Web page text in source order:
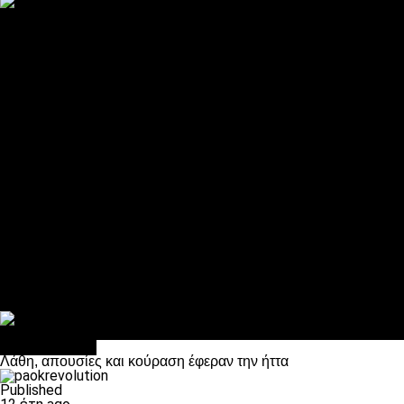
Λάθη, απουσίες και κούραση έφεραν την ήττα
Published